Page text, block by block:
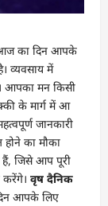
का दिन आपके
व्यवसाय में
आपका मन किसी
के मार्ग में आ
जानकारी
होने का मौका
जिसे आप पूरी
वृष दैनिक
आपके लिए